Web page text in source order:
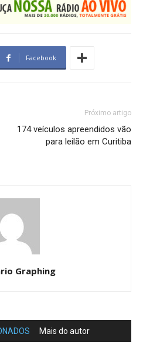
Facebook
Próximo artigo
174 veículos apreendidos vão
para leilão em Curitiba
Graphing
Mais do autor